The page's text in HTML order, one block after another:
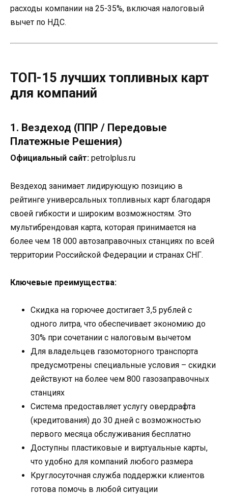
расходы компании на 25-35%, включая налоговый
вычет по НДС.
ТОП-15 лучших топливных карт
для компаний
1. Вездеход (ППР / Передовые
Платежные Решения)
Официальный сайт: petrolplus.ru
Вездеход занимает лидирующую позицию в
рейтинге универсальных топливных карт благодаря
своей гибкости и широким возможностям. Это
мультибрендовая карта, которая принимается на
более чем 18 000 автозаправочных станциях по всей
территории Российской Федерации и странах СНГ.
Ключевые преимущества:
Скидка на горючее достигает 3,5 рублей с
одного литра, что обеспечивает экономию до
30% при сочетании с налоговым вычетом
Для владельцев газомоторного транспорта
предусмотрены специальные условия – скидки
действуют на более чем 800 газозаправочных
станциях
Система предоставляет услугу овердрафта
(кредитования) до 30 дней с возможностью
первого месяца обслуживания бесплатно
Доступны пластиковые и виртуальные карты,
что удобно для компаний любого размера
Круглосуточная служба поддержки клиентов
готова помочь в любой ситуации